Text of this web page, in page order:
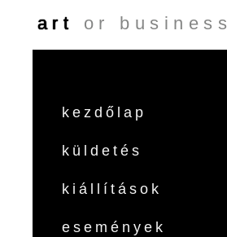
art or business
kezdőlap
küldetés
kiállítások
események